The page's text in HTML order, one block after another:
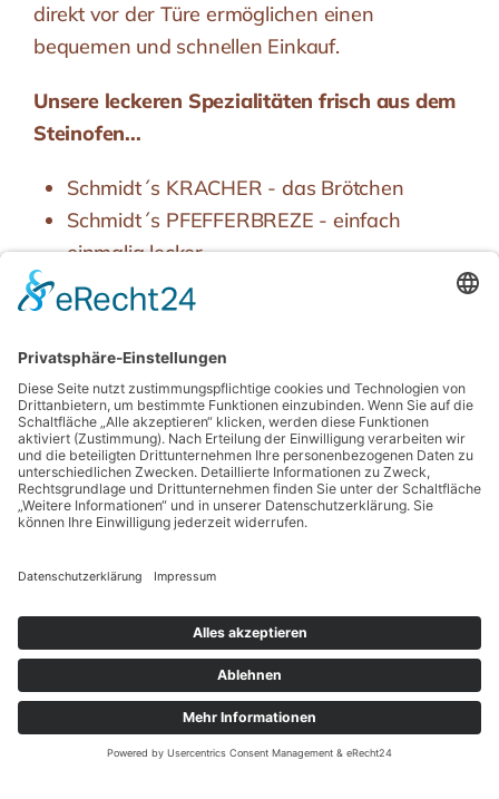
direkt vor der Türe ermöglichen einen
bequemen und schnellen Einkauf.
Unsere leckeren Spezialitäten frisch aus dem
Steinofen...
Schmidt´s KRACHER - das Brötchen
Schmidt´s PFEFFERBREZE - einfach
einmalig lecker
Gönn dir Gutes, gönn dir Schmidt.